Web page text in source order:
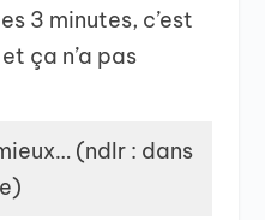
3 minutes, c’est
ça n’a pas
(ndlr : dans